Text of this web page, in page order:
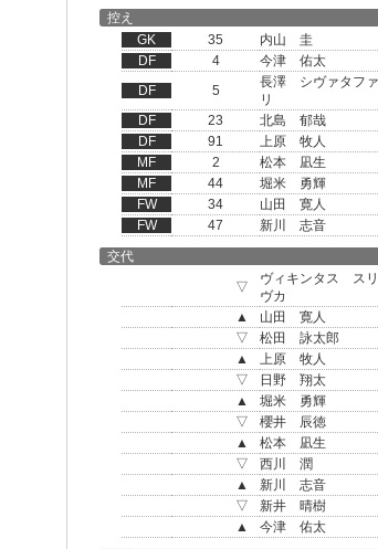
控え
GK
35
内山 圭
DF
4
今津 佑太
DF
5
長澤 シヴァタファ
リ
DF
23
北島 郁哉
DF
91
上原 牧人
MF
2
松本 凪生
MF
44
堀米 勇輝
FW
34
山田 寛人
FW
47 新川 志音
交代
▽
ヴィキンタス スリ
ヴカ
▲
山田 寛人
▽
松田 詠太郎
▲
上原 牧人
▽
日野 翔太
▲
堀米 勇輝
▽
櫻井 辰徳
▲
松本 凪生
▽
西川 潤
▲
新川 志音
▽
新井 晴樹
▲
今津 佑太